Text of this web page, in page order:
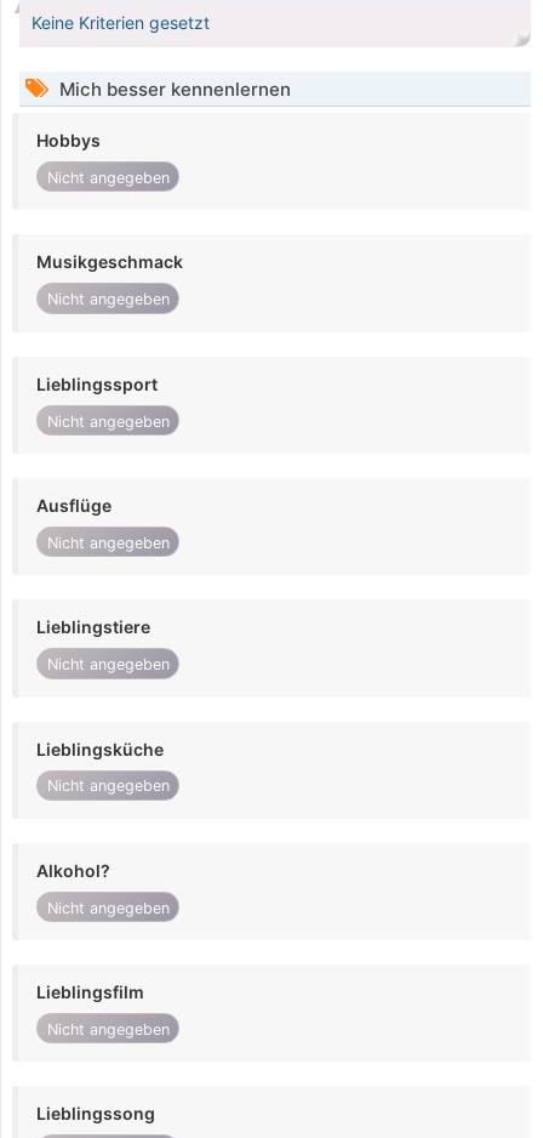
Keine Kriterien gesetzt
Mich besser kennenlernen
Hobbys
Nicht angegeben
Musikgeschmack
Nicht angegeben
Lieblingssport
Nicht angegeben
Ausflüge
Nicht angegeben
Lieblingstiere
Nicht angegeben
Lieblingsküche
Nicht angegeben
Alkohol?
Nicht angegeben
Lieblingsfilm
Nicht angegeben
Lieblingssong